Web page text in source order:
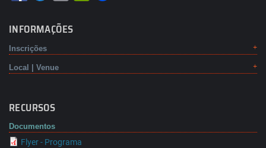
INFORMAÇÕES
Inscrições
Local | Venue
RECURSOS
Documentos
Flyer - Programa